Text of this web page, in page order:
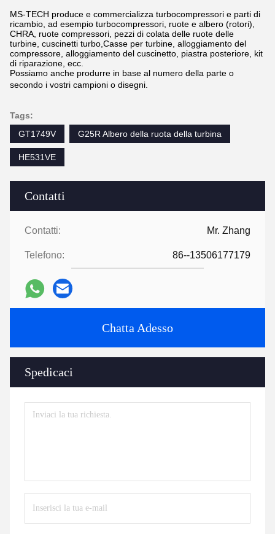
Contatti
Contatti: Mr. Zhang
Telefono: 86--13506177179
Chatta Adesso
Spedicaci
MS-TECH produce e commercializza turbocompressori e parti di
ricambio, ad esempio turbocompressori, ruote e albero (rotori),
CHRA, ruote compressori, pezzi di colata delle ruote delle
turbine, cuscinetti turbo,Casse per turbine, alloggiamento del
compressore, alloggiamento del cuscinetto, piastra posteriore, kit
di riparazione, ecc.
Possiamo anche produrre in base al numero della parte o
secondo i vostri campioni o disegni.
Tags:
GT1749V
G25R Albero della ruota della turbina
HE531VE